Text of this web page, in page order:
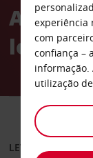
Avis
le-
CARRO
LEVANTAR EM
experiência
com
confiança –
informação.
utilização